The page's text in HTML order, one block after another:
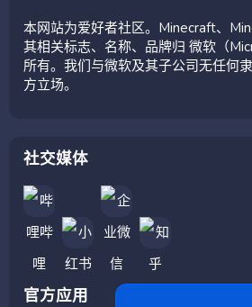
本网站为爱好者社区。Minecraft、
其相关标志、名称、品牌归 微软（
所有。我们与微软及其子公司无任何
方立场。
社交媒体
官方应用